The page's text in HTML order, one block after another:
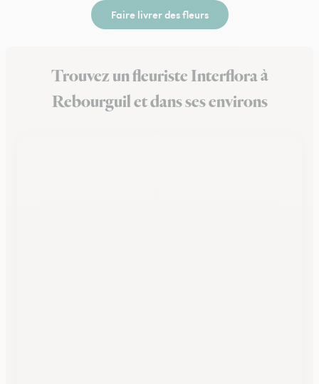
Faire livrer des fleurs
Trouvez un fleuriste Interflora à
Rebourguil et dans ses environs